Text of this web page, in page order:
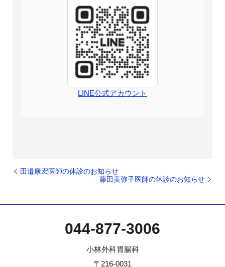
LINE公式アカウント
田邉康宏医師の休診のお知らせ
藤田美弥子医師の休診のお知らせ
044-877-3006
小林外科胃腸科
〒216-0031